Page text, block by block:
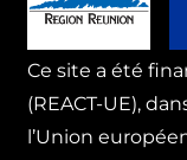
Ce site a été
(REACT-UE),
l’Union